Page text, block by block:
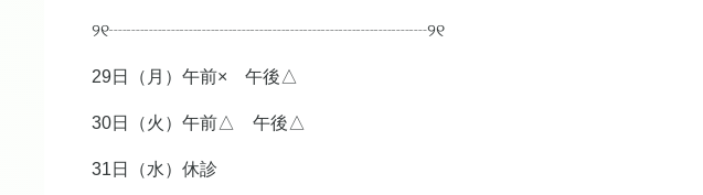
୨୧┈┈┈┈┈┈┈┈┈┈┈┈┈┈┈┈┈┈୨୧
29日（月）午前× 午後△
30日（火）午前△ 午後△
31日（水）休診